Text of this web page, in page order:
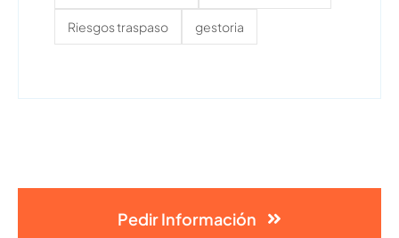
Riesgos traspaso gestoria
Pedir Información